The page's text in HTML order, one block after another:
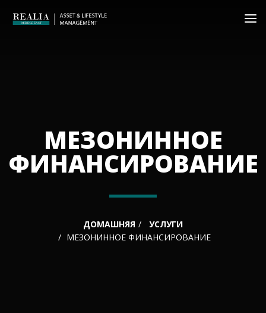
МЕЗОНИННОЕ
ФИНАНСИРОВАНИЕ
ДОМАШНЯЯ
УСЛУГИ
МЕЗОНИННОЕ ФИНАНСИРОВАНИЕ